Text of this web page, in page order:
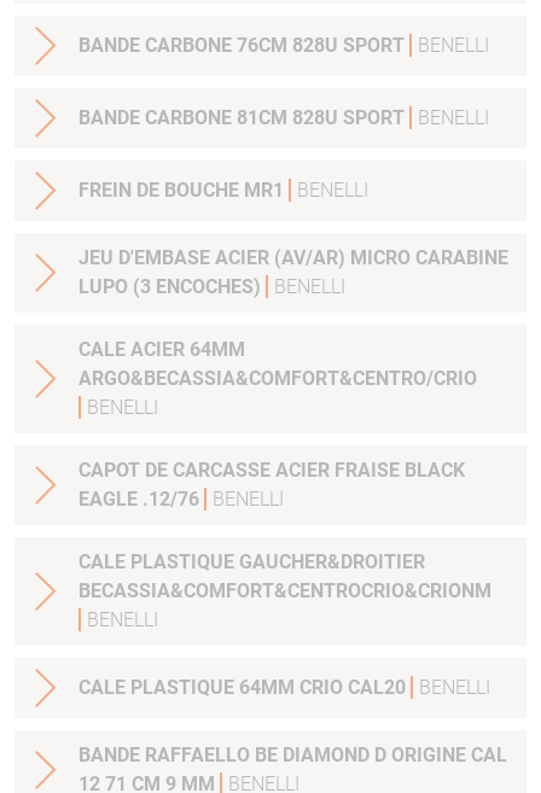
BANDE CARBONE 76CM 828U SPORT BENELLI
BANDE CARBONE 81CM 828U SPORT BENELLI
FREIN DE BOUCHE MR1 BENELLI
JEU D'EMBASE ACIER (AV/AR) MICRO CARABINE
LUPO (3 ENCOCHES)
BENELLI
CALE ACIER 64MM
ARGO&BECASSIA&COMFORT&CENTRO/CRIO
BENELLI
CAPOT DE CARCASSE ACIER FRAISE BLACK
EAGLE .12/76
BENELLI
CALE PLASTIQUE GAUCHER&DROITIER
BECASSIA&COMFORT&CENTROCRIO&CRIONM
BENELLI
CALE PLASTIQUE 64MM CRIO CAL20 BENELLI
BANDE RAFFAELLO BE DIAMOND D ORIGINE CAL
12 71 CM 9 MM
BENELLI